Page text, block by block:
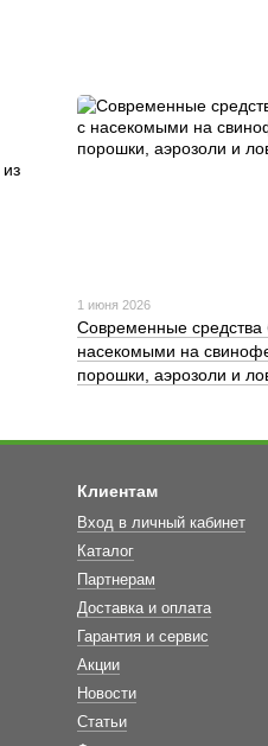
1 июня 2026
Современные средства
насекомыми на
порошки, аэрозоли и
Клиентам
Вход в личный кабинет
Каталог
Партнерам
Доставка и оплата
Гарантия и сервис
Акции
Новости
Статьи